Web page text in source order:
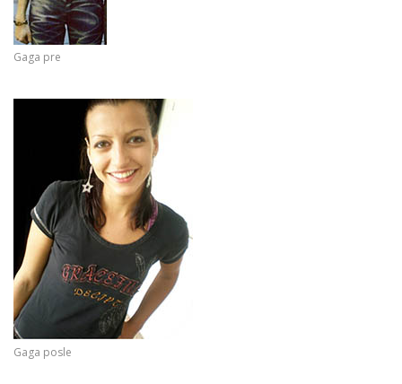
Gaga pre
Gaga posle